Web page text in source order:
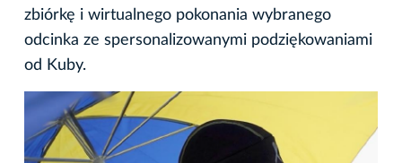
zbiórkę i wirtualnego pokonania wybranego
odcinka ze spersonalizowanymi podziękowaniami
od Kuby.